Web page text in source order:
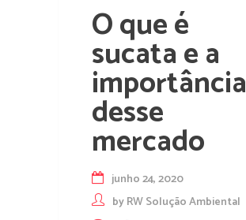
O que é
sucata e a
importância
desse
mercado
junho 24, 2020
byRW Solução Ambiental